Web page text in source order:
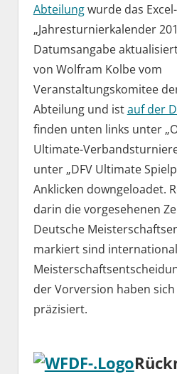
Abteilungwurde das
„Jahresturnierkalender
Datumsangabe
von Wolfram Kolbe vom
Veranstaltungskomitee
Abteilung und istauf der
finden unten links unter
Ultimate-
unter „DFV Ultimate
Anklicken downgeloadet.
darin die vorgesehenen
Deutsche
markiert sind
der Vorversion haben
präzisiert.